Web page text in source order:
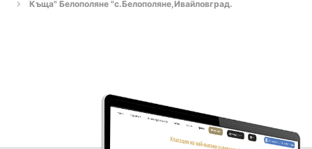
Къща" Белополяне "с.Белополяне,Ивайловград.